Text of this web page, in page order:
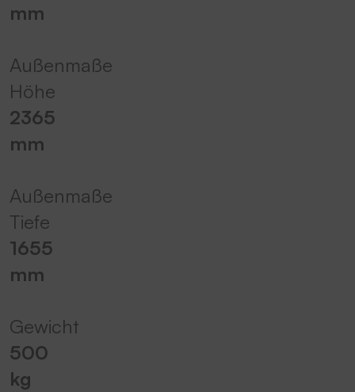
mm
Außenmaße
Höhe
2365
mm
Außenmaße
Tiefe
1655
mm
Gewicht
500
kg